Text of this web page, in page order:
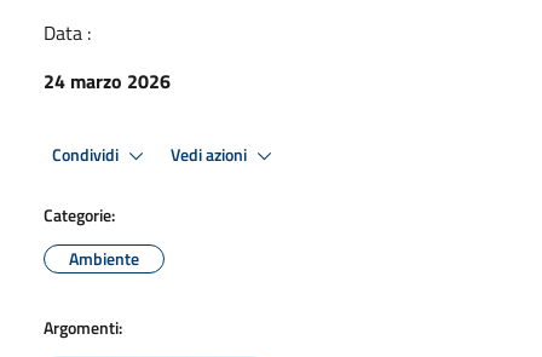
Data :
24 marzo 2026
Condividi Vedi azioni
Categorie:
Ambiente
Argomenti: